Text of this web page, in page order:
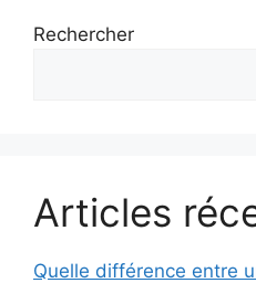
Rechercher
Articles
Quelle différence entre